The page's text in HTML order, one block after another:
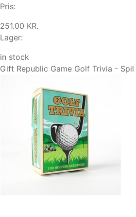
Pris:
251.00 KR.
Lager:
in stock
Gift Republic Game Golf Trivia - Spil